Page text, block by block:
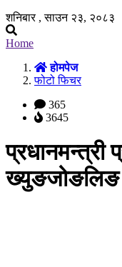
शनिबार , साउन २३, २०८३
Home
होमपेज
फोटो फिचर
365
3645
प्रधानमन्त्री
ख्युङजोङलिङ